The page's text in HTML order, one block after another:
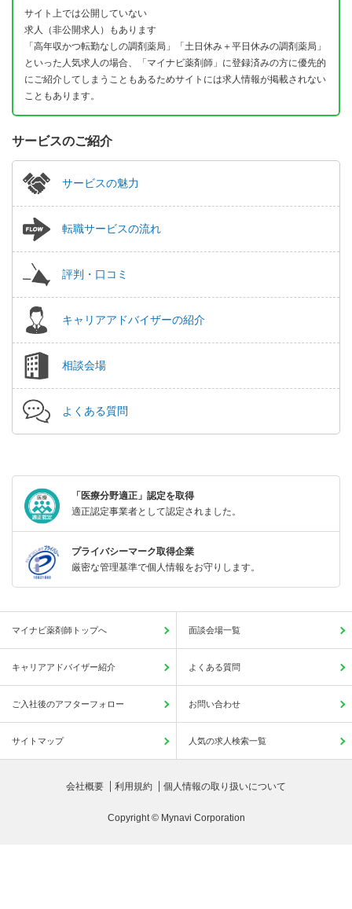
サイト上では公開していない
求人（非公開求人）もあります
「高年収かつ転勤なしの調剤薬局」「土日休み＋平日休みの調剤薬局」
といった人気求人の場合、「マイナビ薬剤師」に登録済みの方に優先的
にご紹介してしまうこともあるためサイトには求人情報が掲載されない
こともあります。
サービスのご紹介
サービスの魅力
転職サービスの流れ
評判・口コミ
キャリアアドバイザーの紹介
相談会場
よくある質問
「医療分野適正」認定を取得
適正認定事業者として認定されました。
プライバシーマーク取得企業
厳密な管理基準で個人情報をお守りします。
マイナビ薬剤師トップへ 面談会場一覧
キャリアアドバイザー紹介 よくある質問
ご入社後のアフターフォロー お問い合わせ
サイトマップ 人気の求人検索一覧
会社概要 利用規約 個人情報の取り扱いについて
Copyright © Mynavi Corporation